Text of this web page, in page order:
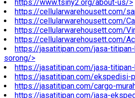
https://www.tsiny2.org/about-us/>
https://cellularwarehousett.com/
https://cellularwarehousett.com/
https://cellularwarehousett.com/
https://cellularwarehousett.com/
https://jasatitipan.com/jasa-
sorong/>
https://jasatitipan.com/jasa-
https://jasatitipan.com/ekspedisi-
https://jasatitipan.com/cargo-
https://jasatitipan.com/jasa-